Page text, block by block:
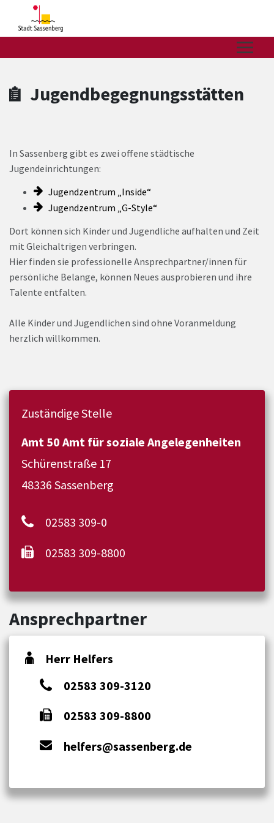
Zum Header
Zum Hauptinhalt
Zum Footer
Zum Hauptinhalt springen
Jugendbegegnungsstätten
In Sassenberg gibt es zwei offene städtische
Jugendeinrichtungen:
Jugendzentrum „Inside“
Jugendzentrum „G-Style“
Dort können sich Kinder und Jugendliche aufhalten und Zeit
mit Gleichaltrigen verbringen.
Hier finden sie professionelle Ansprechpartner/innen für
persönliche Belange, können Neues ausprobieren und ihre
Talente entfalten.
Alle Kinder und Jugendlichen sind ohne Voranmeldung
herzlich willkommen.
Zuständige Stelle
Amt 50 Amt für soziale Angelegenheiten
Schürenstraße 17
48336 Sassenberg
02583 309-0
02583 309-8800
Ansprechpartner
Herr Helfers
02583 309-3120
02583 309-8800
helfers@sassenberg.de